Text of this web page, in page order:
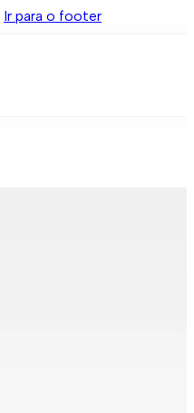
Ir para o footer